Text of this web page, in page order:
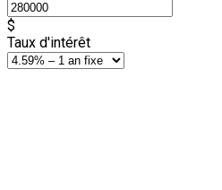
$
Taux d'intérêt